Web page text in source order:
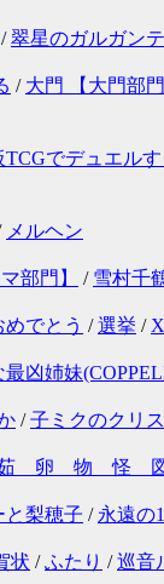
/翠星のガルガン
/ 大門 【大門部門
でデュエル
メルヘン
部門】 / 雪村千
でとう /選挙 /
最凶姉妹
/子ミクのクリ
卵 物 怪
と梨穂子 / 永遠の
状 /ふたり /巡音